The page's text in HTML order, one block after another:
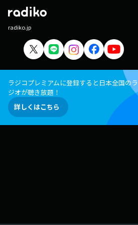
radiko.jp
ラジコプレミアムに登録すると日本全国のラ
ジオが聴き放題！
詳しくはこちら